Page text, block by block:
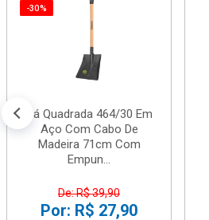
-30%
Pá Quadrada 464/30 Em
Aço Com Cabo De
Madeira 71cm Com
Empun...
De: R$ 39,90
Por: R$ 27,90